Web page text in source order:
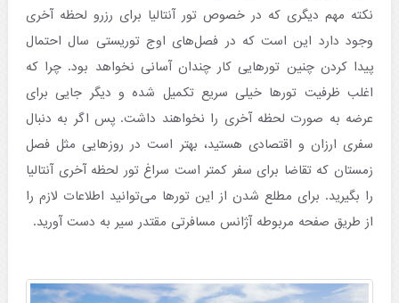
نکته مهم دیگری که در خصوص تور آنتالیا برای رزرو لحظه آخری
وجود دارد این است که در فصل‌های اوج توریستی سال احتمال
پیدا کردن چنین تورهایی کار چندان آسانی نخواهد بود. چرا که
اغلب ظرفیت تورها خیلی سریع تکمیل شده و دیگر جایی برای
عرضه به صورت لحظه آخری را نخواهند داشت. پس اگر به دنبال
سفری ارزان و اقتصادی هستید، بهتر است در روزهایی مثل فصل
زمستان که تقاضا برای سفر کمتر است سراغ تور لحظه آخری آنتالیا
را بگیرید. برای مطلع شدن از این تورها می‌توانید اطلاعات لازم را
از طریق صفحه مربوطه آژانس مسافرتی مقتدر سیر به دست آورید.